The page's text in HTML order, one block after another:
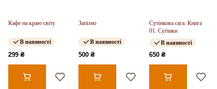
Кафе на краю світу
В наявності
299 ₴
Запізно
В наявності
500 ₴
Сутінкова сага. Книга
01. Сутінки
В наявності
650 ₴